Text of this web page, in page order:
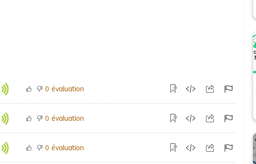
0 évaluation
0 évaluation
0 évaluation